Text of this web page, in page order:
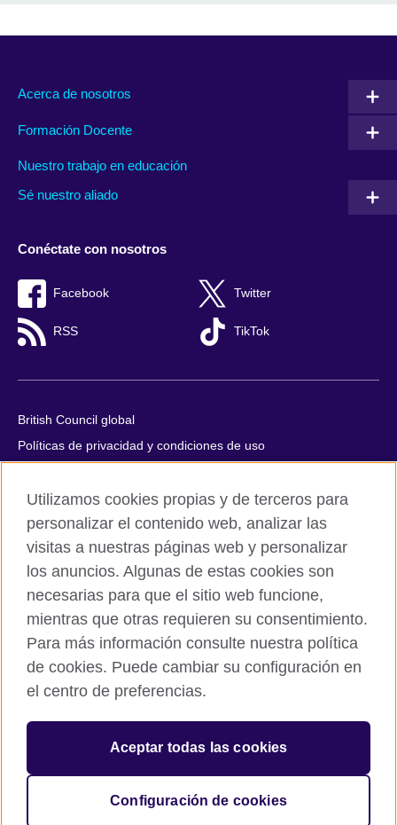
Acerca de nosotros
Formación Docente
Nuestro trabajo en educación
Sé nuestro aliado
Conéctate con nosotros
Facebook Twitter
RSS TikTok
British Council global
Políticas de privacidad y condiciones de uso
Cookies
Quejas y comentarios
Mapa del sitio
© 2026 British Council
All cultural activities in Mexico are carried out by British Council
Asociados A.C., a not-for-profit entity established to undertake
cultural activities, including the promotion and diffusion of British
culture in Mexico, the fostering of cultural relations and mutual
understanding, the promotion of the English language, and the
forms of cooperation between the United Kingdom and Mexico.
The United Kingdom’s international organisation for cultural
relations and educational opportunities.
Utilizamos cookies propias y de terceros para
personalizar el contenido web, analizar las
visitas a nuestras páginas web y personalizar
los anuncios. Algunas de estas cookies son
necesarias para que el sitio web funcione,
mientras que otras requieren su consentimiento.
Para más información consulte nuestra política
de cookies. Puede cambiar su configuración en
el centro de preferencias.
Aceptar todas las cookies
Configuración de cookies